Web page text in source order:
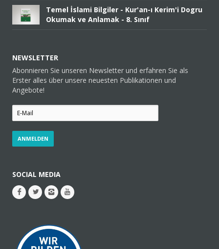
Temel İslami Bilgiler - Kur'an-ı Kerim'i Dogru
Okumak ve Anlamak - 8. Sınıf
NEWSLETTER
Abonnieren Sie unseren Newsletter und erfahren Sie als
Erster alles über unsere neuesten Publikationen und
Angebote!
SOCIAL MEDIA